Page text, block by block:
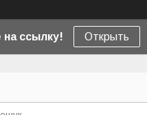
ссылку! Открыть